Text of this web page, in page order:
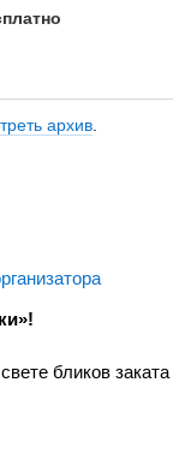
архив
бликов заката